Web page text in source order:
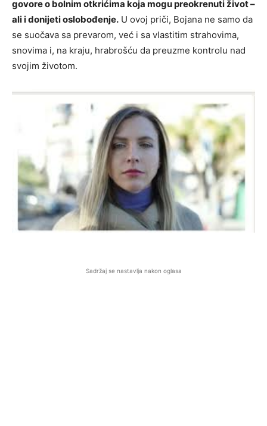
govore o bolnim otkrićima koja mogu preokrenuti život –
ali i donijeti oslobođenje. U ovoj priči, Bojana ne samo da
se suočava sa prevarom, već i sa vlastitim strahovima,
snovima i, na kraju, hrabrošću da preuzme kontrolu nad
svojim životom.
Sadržaj se nastavlja nakon oglasa